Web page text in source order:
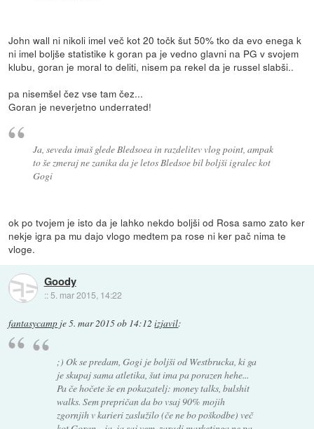
John wall ni nikoli imel več kot 20 točk šut 50% tko da evo enega k
ni imel boljše statistike k goran pa je vedno glavni na PG v svojem
klubu, goran je moral to deliti, nisem pa rekel da je russel slabši..
pa nisemšel čez vse tam čez...
Goran je neverjetno underrated!
Ja, seveda imaš glede Bledsoea in razdelitev vlog point, ampak
to še zmeraj ne zanika da je letos Bledsoe bil boljši igralec kot
Gogi
ok po tvojem je isto da je lahko nekdo boljši od Rosa samo zato ker
nekje igra pa mu dajo vlogo medtem pa rose ni ker pač nima te
vloge.
Goody
:: 5. mar 2015, 14:22
fantasycamp je5. mar 2015 ob 14:12 izjavil:
;) Ok se predam, Gogi je boljši od Westbrucka, ki ga
je skupaj sama atletika, šut ima pa porazen hehe...
Pa če hočete še en pokazatelj: money talks, bulshit
walks. Sem prepričan da bo vsaj 90% mojih
zgornjih v karieri zaslužilo (če ne bo poškodbe) več